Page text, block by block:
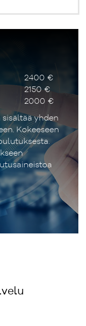
2400 €
2150 €
2000 €
sisältää yhden
Kokeeseen